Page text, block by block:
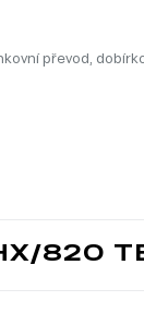
převod,
820